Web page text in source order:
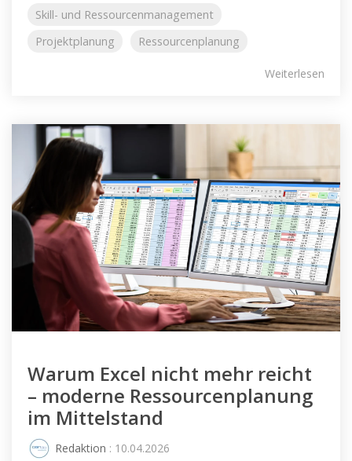
Skill- und Ressourcenmanagement
Projektplanung
Ressourcenplanung
Weiterlesen
Warum Excel nicht mehr reicht
– moderne Ressourcenplanung
im Mittelstand
Redaktion : 10.04.2026